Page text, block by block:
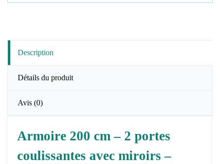
Description
Détails du produit
Avis (0)
Armoire 200 cm – 2 portes
coulissantes avec miroirs –